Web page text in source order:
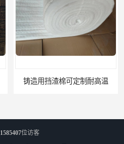
西安铸造过滤网
1585407位访客